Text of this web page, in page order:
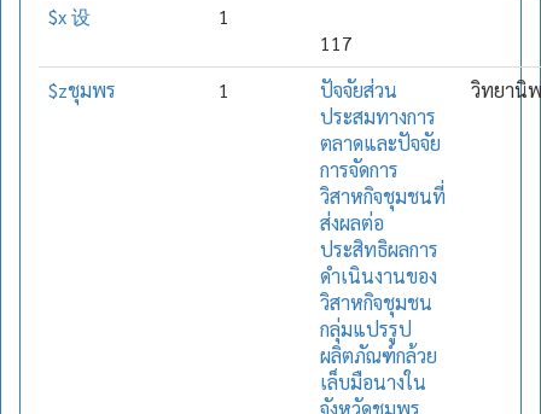
$x 设
1
117
$zชุมพร
1
ปัจจัยส่วน
ประสมทางการ
ตลาดและปัจจัย
การจัดการ
วิสาหกิจชุมชนที่
ส่งผลต่อ
ประสิทธิผลการ
ดำเนินงานของ
วิสาหกิจชุมชน
กลุ่มแปรรูป
ผลิตภัณฑ์กล้วย
เล็บมือนางใน
จังหวัดชุมพร
วิทยานิ